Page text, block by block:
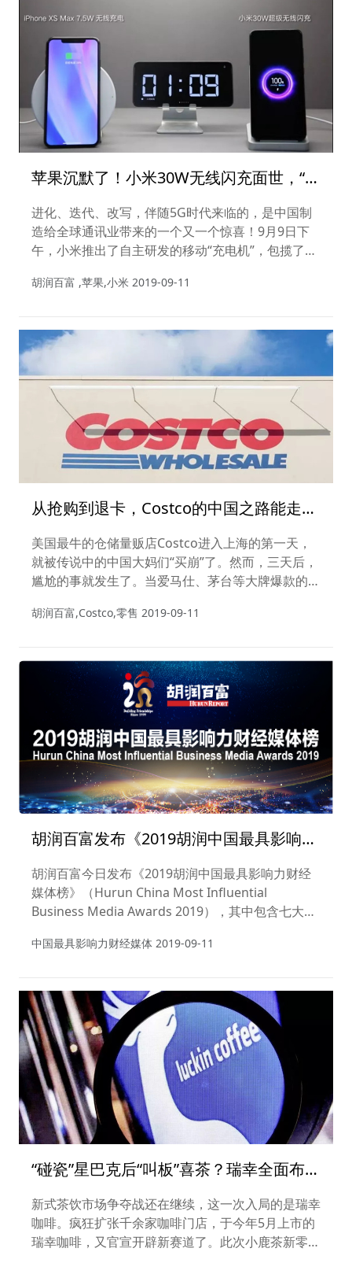
苹果沉默了！小米30W无线闪充面世，“中
国制造”全面备战5G时代！
进化、迭代、改写，伴随5G时代来临的，是中国制
造给全球通讯业带来的一个又一个惊喜！9月9日下
午，小米推出了自主研发的移动“充电机”，包揽了四
胡润百富 ,苹果,小米 2019-09-11
从抢购到退卡，Costco的中国之路能走多
远？
美国最牛的仓储量贩店Costco进入上海的第一天，
就被传说中的中国大妈们“买崩”了。然而，三天后，
尴尬的事就发生了。当爱马仕、茅台等大牌爆款的超
退卡的浪潮中......
胡润百富,Costco,零售 2019-09-11
胡润百富发布《2019胡润中国最具影响力
财经媒体榜》
胡润百富今日发布《2019胡润中国最具影响力财经
媒体榜》（Hurun China Most Influential
Business Media Awards 2019），其中包含七大奖
中国最具影响力财经媒体 2019-09-11
“碰瓷”星巴克后“叫板”喜茶？瑞幸全面布局
新式茶饮！
新式茶饮市场争夺战还在继续，这一次入局的是瑞幸
咖啡。疯狂扩张千余家咖啡门店，于今年5月上市的
瑞幸咖啡，又官宣开辟新赛道了。此次小鹿茶新零售